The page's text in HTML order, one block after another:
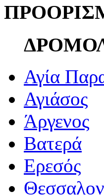
Αγία
Αγιάσος
Άργενος
Βατερά
Ερεσός